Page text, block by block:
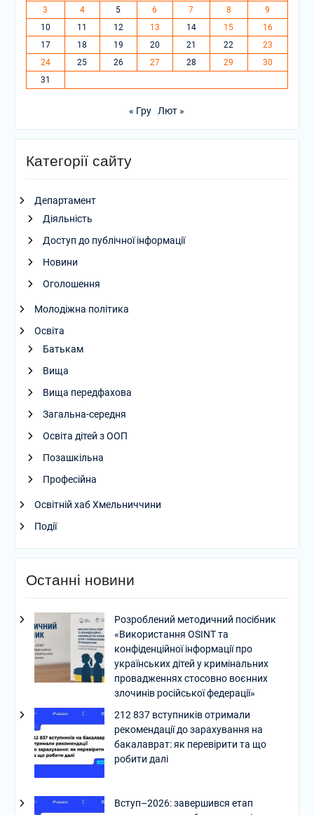
3
4 5 6 7 8
9
10
11 12 13 14 15
16
17
18 19 20 21 22
23
24
25 26 27 28 29
30
31
« Гру Лют »
Категорії сайту
Департамент
Діяльність
Доступ до публічної інформації
Новини
Оголошення
Молодіжна політика
Освіта
Батькам
Вища
Вища передфахова
Загальна-середня
Освіта дітей з ООП
Позашкільна
Професійна
Освітній хаб Хмельниччини
Події
Останні новини
Розроблений методичний посібник
«Використання OSINT та
конфіденційної інформації про
українських дітей у кримінальних
провадженнях стосовно воєнних
злочинів російської федерації»
212 837 вступників отримали
рекомендації до зарахування на
бакалаврат: як перевірити та що
робити далі
Вступ–2026: завершився етап